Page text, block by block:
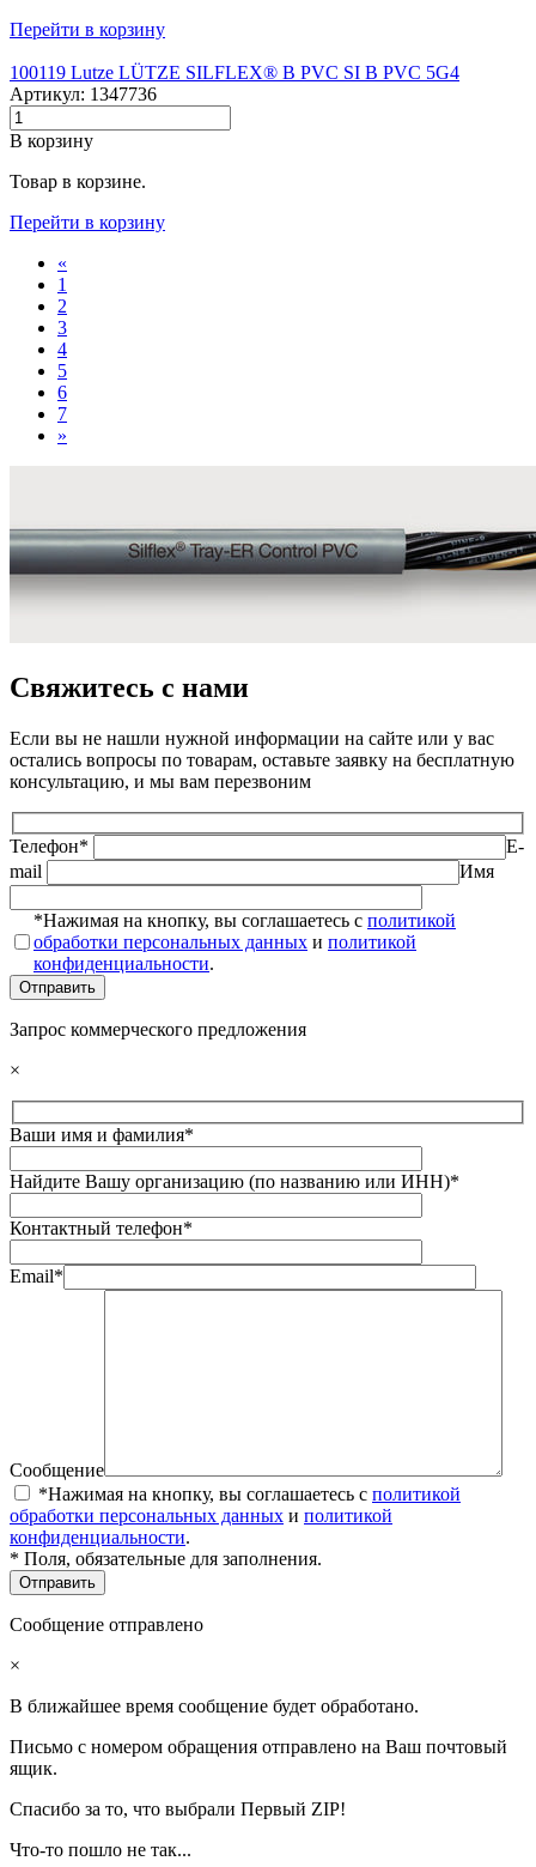
Перейти в корзину
100119 Lutze LÜTZE SILFLEX® B PVC SI B PVC 5G4
Артикул: 1347736
В корзину
Товар в корзине.
Перейти в корзину
«
1
2
3
4
5
6
7
»
Свяжитесь с нами
Если вы не нашли нужной информации на сайте или у вас
остались вопросы по товарам, оставьте заявку на бесплатную
консультацию, и мы вам перезвоним
Телефон*
E-
mail
Имя
*Нажимая на кнопку, вы соглашаетесь с политикой
обработки персональных данных и политикой
конфиденциальности.
Запрос коммерческого предложения
×
Ваши имя и фамилия*
Найдите Вашу организацию (по названию или ИНН)*
Контактный телефон*
Email*
Сообщение
*Нажимая на кнопку, вы соглашаетесь с политикой
обработки персональных данных и политикой
конфиденциальности.
* Поля, обязательные для заполнения.
Сообщение отправлено
×
В ближайшее время сообщение будет обработано.
Письмо с номером обращения отправлено на Ваш почтовый
ящик.
Спасибо за то, что выбрали Первый ZIP!
Что-то пошло не так...